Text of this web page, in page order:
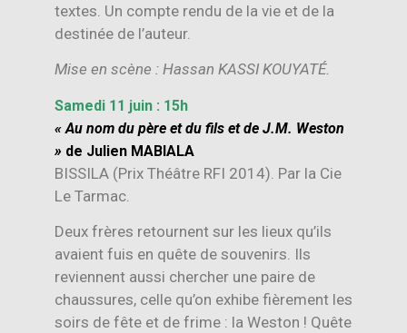
textes. Un compte rendu de la vie et de la
destinée de l’auteur.
Mise en scène : Hassan KASSI KOUYATÉ.
Samedi 11 juin : 15h
« Au nom du père et du fils et de J.M. Weston
» de Julien MABIALA
BISSILA (Prix Théâtre RFI 2014). Par la Cie
Le Tarmac.
Deux frères retournent sur les lieux qu’ils
avaient fuis en quête de souvenirs. Ils
reviennent aussi chercher une paire de
chaussures, celle qu’on exhibe fièrement les
soirs de fête et de frime : la Weston ! Quête